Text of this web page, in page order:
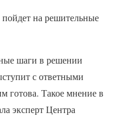
на решительные
шаги в решении
с ответными
готова. Такое мнение в
эксперт Центра